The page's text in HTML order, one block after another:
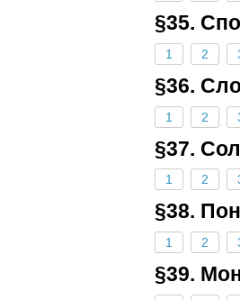
§35.
1 2
§36.
1 2
§37.
1 2
§38.
1 2
§39.